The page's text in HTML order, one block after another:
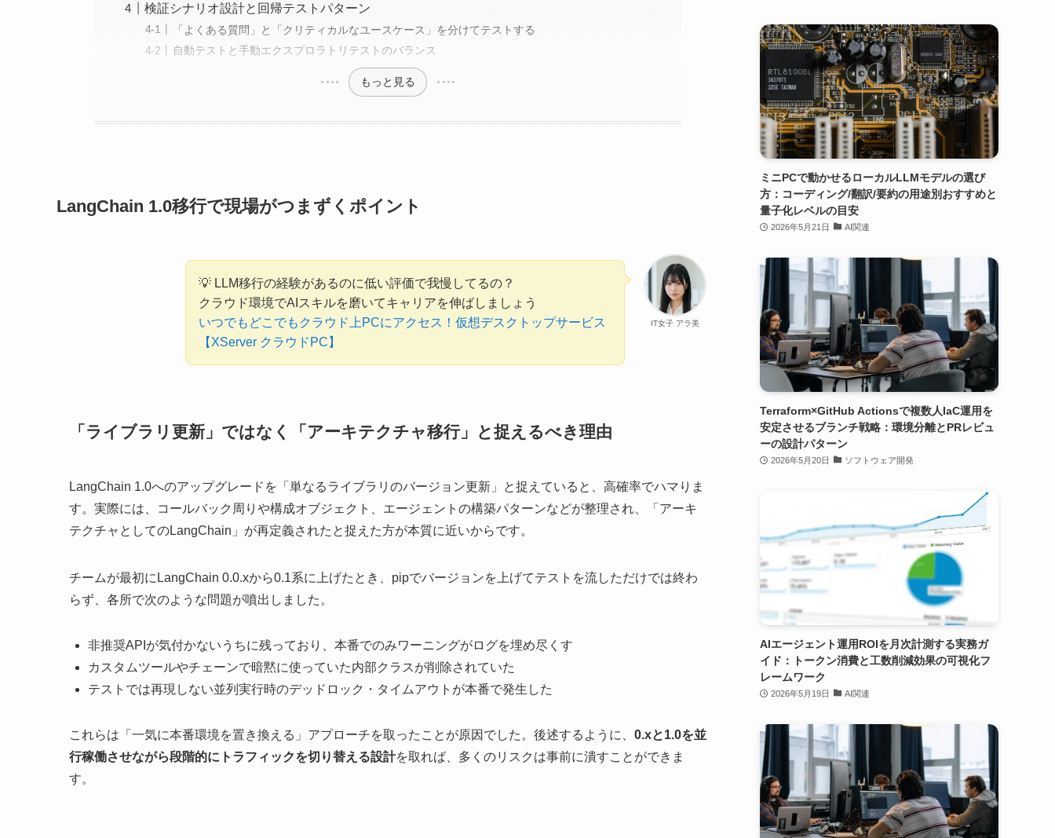
検証シナリオ設計と回帰テストパターン
「よくある質問」と「クリティカルなユースケース」を分けてテストする
自動テストと手動エクスプロラトリテストのバランス
もっと見る
LangChain 1.0移行で現場がつまずくポイント
IT女子 アラ美
💡 LLM移行の経験があるのに低い評価で我慢してるの？
クラウド環境でAIスキルを磨いてキャリアを伸ばしましょう
いつでもどこでもクラウド上PCにアクセス！仮想デスクトップサービス
【XServer クラウドPC】
「ライブラリ更新」ではなく「アーキテクチャ移行」と捉えるべき理由
LangChain 1.0へのアップグレードを「単なるライブラリのバージョン更新」と捉えていると、高確率でハマりま
す。実際には、コールバック周りや構成オブジェクト、エージェントの構築パターンなどが整理され、「アーキ
テクチャとしてのLangChain」が再定義されたと捉えた方が本質に近いからです。
チームが最初にLangChain 0.0.xから0.1系に上げたとき、pipでバージョンを上げてテストを流しただけでは終わ
らず、各所で次のような問題が噴出しました。
非推奨APIが気付かないうちに残っており、本番でのみワーニングがログを埋め尽くす
カスタムツールやチェーンで暗黙に使っていた内部クラスが削除されていた
テストでは再現しない並列実行時のデッドロック・タイムアウトが本番で発生した
これらは「一気に本番環境を置き換える」アプローチを取ったことが原因でした。後述するように、 0.xと1.0を並
行稼働させながら段階的にトラフィックを切り替える設計を取れば、多くのリスクは事前に潰すことができま
す。
ミニPCで動かせるローカルLLMモデルの選び
方：コーディング/翻訳/要約の用途別おすすめと
量子化レベルの目安
2026年5月21日 AI関連
Terraform×GitHub Actionsで複数人IaC運用を
安定させるブランチ戦略：環境分離とPRレビュ
ーの設計パターン
2026年5月20日 ソフトウェア開発
AIエージェント運用ROIを月次計測する実務ガ
イド：トークン消費と工数削減効果の可視化フ
レームワーク
2026年5月19日 AI関連